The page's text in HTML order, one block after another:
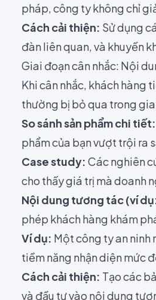
pháp, công ty không chỉ
Cách cải thiện: Sử dụng
đàn liên quan, và khuyến
Giai đoạn cân nhắc: Nội
Khi cân nhắc, khách hàng
thường bị bỏ qua trong
So sánh sản phẩm chi tiết:
phẩm của bạn vượt trội ra
Case study: Các nghiên
cho thấy giá trị mà doanh
Nội dung tương tác (ví
phép khách hàng khám
Ví dụ: Một công ty an ninh
tiềm năng nhận diện mức
Cách cải thiện: Tạo các
và đầu tư vào nội dung